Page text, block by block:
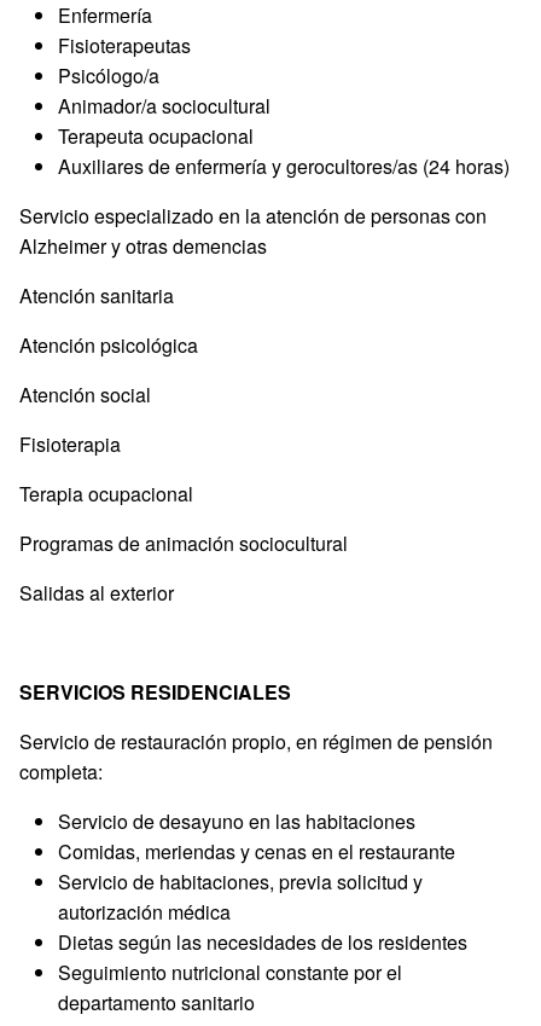
Enfermería
Fisioterapeutas
Psicólogo/a
Animador/a sociocultural
Terapeuta ocupacional
Auxiliares de enfermería y gerocultores/as (24 horas)
Servicio especializado en la atención de personas con
Alzheimer y otras demencias
Atención sanitaria
Atención psicológica
Atención social
Fisioterapia
Terapia ocupacional
Programas de animación sociocultural
Salidas al exterior
SERVICIOS RESIDENCIALES
Servicio de restauración propio, en régimen de pensión
completa:
Servicio de desayuno en las habitaciones
Comidas, meriendas y cenas en el restaurante
Servicio de habitaciones, previa solicitud y
autorización médica
Dietas según las necesidades de los residentes
Seguimiento nutricional constante por el
departamento sanitario